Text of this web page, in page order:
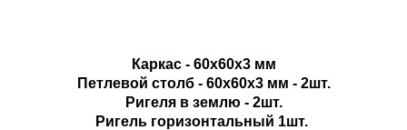
Каркас - 60х60х3 мм
Петлевой столб - 60х60х3 мм - 2шт.
Ригеля в землю - 2шт.
Ригель горизонтальный 1шт.